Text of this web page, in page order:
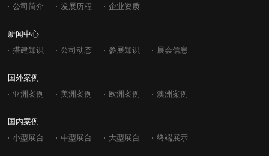
公司简介 发展历程 企业资质
新闻中心
搭建知识 公司动态 参展知识 展会信息
国外案例
亚洲案例 美洲案例 欧洲案例 澳洲案例
国内案例
小型展台 中型展台 大型展台 终端展示